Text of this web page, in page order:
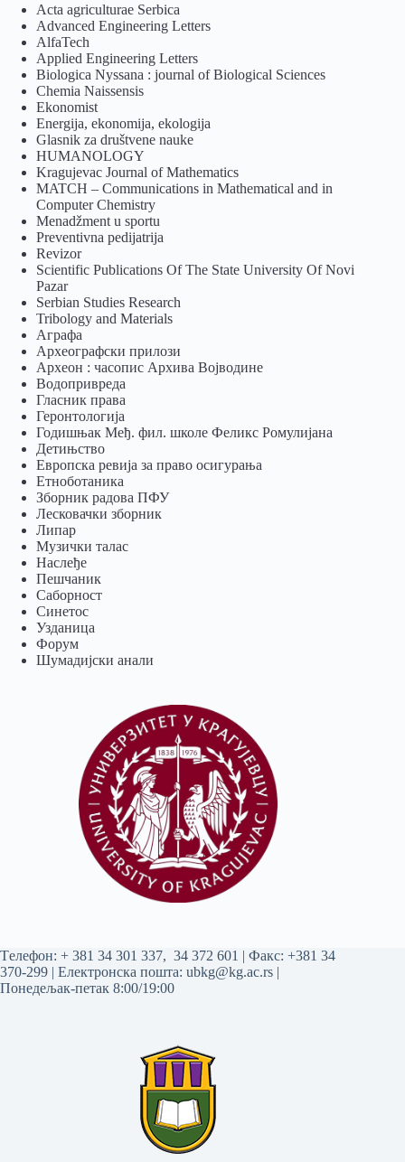
Acta agriculturae Serbica
Advanced Engineering Letters
AlfaTech
Applied Engineering Letters
Biologica Nyssana : journal of Biological Sciences
Chemia Naissensis
Ekonomist
Energija, ekonomija, ekologija
Glasnik za društvene nauke
HUMANOLOGY
Kragujevac Journal of Mathematics
MATCH – Communications in Mathematical and in
Computer Chemistry
Menadžment u sportu
Preventivna pedijatrija
Revizor
Scientific Publications Of The State University Of Novi
Pazar
Serbian Studies Research
Tribology and Materials
Аграфа
Археографски прилози
Археон : часопис Архива Војводине
Водопривреда
Гласник права
Геронтологија
Годишњак Међ. фил. школе Феликс Ромулијана
Детињство
Европска ревија за право осигурања
Eтноботаника
Зборник радова ПФУ
Лесковачки зборник
Липар
Музички талас
Наслеђе
Пешчаник
Саборност
Синетос
Узданица
Форум
Шумадијски анали
Tелефон: + 381 34 301 337, 34 372 601 | Факс: +381 34
370-299 | Електронска пошта: ubkg@kg.ac.rs |
Понедељак-петак 8:00/19:00